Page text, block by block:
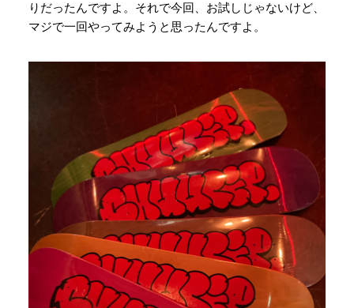
りだったんですよ。それで今回、お試しじゃないけど、
マジで一回やってみようと思ったんですよ。